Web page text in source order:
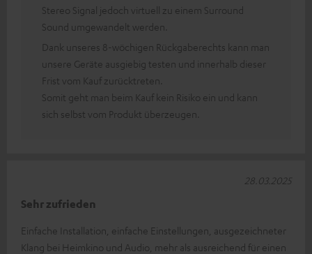
Stereo Signal jedoch virtuell zu einem Surround
Sound umgewandelt werden.
Dank unseres 8-wöchigen Rückgaberechts kann man
unsere Geräte ausgiebig testen und innerhalb dieser
Frist vom Kauf zurücktreten.
Somit geht man beim Kauf kein Risiko ein und kann
sich selbst vom Produkt überzeugen.
Sehr zufrieden
Einfache Installation, einfache Einstellungen, ausgezeichneter
Klang bei Heimkino und Audio, mehr als ausreichend für einen
28.03.2025